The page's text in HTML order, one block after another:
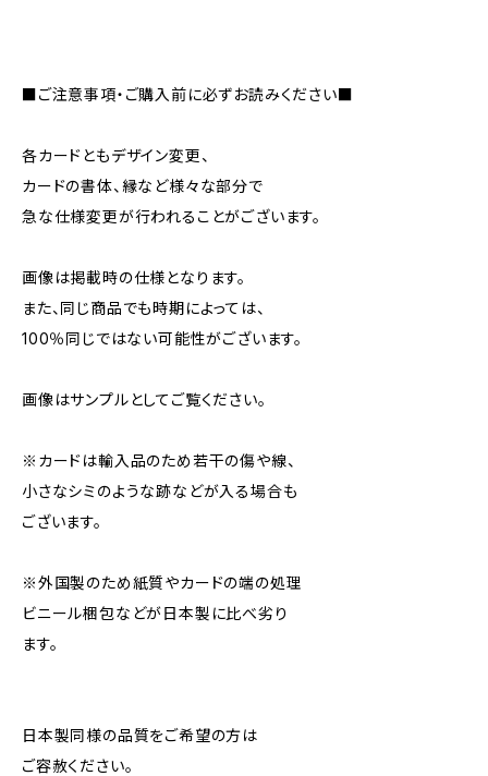
■ご注意事項・ご購入前に必ずお読みください■
各カードともデザイン変更、
カードの書体、縁など様々な部分で
急な仕様変更が行われることがございます。
画像は掲載時の仕様となります。
また、同じ商品でも時期によっては、
100％同じではない可能性がございます。
画像はサンプルとしてご覧ください。
※カードは輸入品のため若干の傷や線、
小さなシミのような跡などが入る場合も
ございます。
※外国製のため紙質やカードの端の処理
ビニール梱包などが日本製に比べ劣り
ます。
日本製同様の品質をご希望の方は
ご容赦ください。